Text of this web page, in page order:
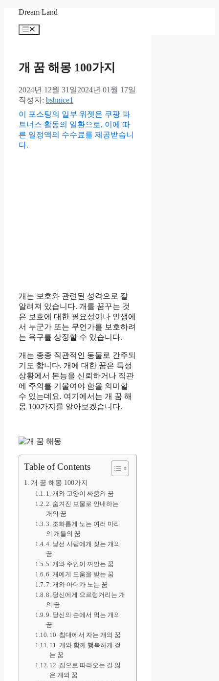
Dream Land
메
개 꿈 해몽 100가지
2024년 12월 31일2024년 01월 17일
작성자: bshnice1
이 포스팅의 일부 위젯은 쿠팡 파
트너스 활동의 일환으로, 이에 따
른 일정액의 수수료를 제공받습니
다.
개는 보호와 관련된 성격으로 잘
알려져 있습니다. 개를 꿈꾸는 것
은 보호에 대한 필요성이나 인생에
서 누군가 또는 무언가를 보호하려
는 욕구를 상징할 수 있습니다.
개는 종종 직관적인 동물로 간주되
기도 합니다. 개에 대한 꿈은 특정
상황에서 본능을 신뢰하거나 직관
에 주의를 기울여야 함을 의미할
수 있는데요. 여기에서는 개 꿈 해
몽 100가지를 알아보겠습니다.
Table of Contents
개 꿈 해몽 100가지
1. 개와 고양이 싸움의 꿈
2. 숨겨진 보물로 안내하는
개의 꿈
3. 조화롭게 노는 여러 마리
의 개들의 꿈
4. 낯선 사람에게 짖는 개의
꿈
5. 개와 주인이 껴안는 꿈
6. 개에게 도움을 받는 꿈
7. 개와 아이가 노는 꿈
8. 당신에게 으르렁거리는 개
의 꿈
9. 당신의 손에서 먹는 개의
꿈
10. 침대에서 자는 개의 꿈
11. 개와 함께 행복하게 걷
는 꿈
12. 집으로 따라오는 길 잃
은 개의 꿈